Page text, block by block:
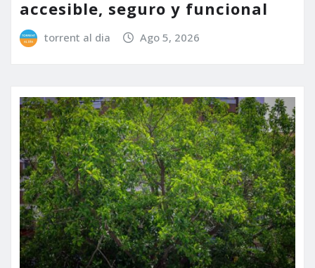
accesible, seguro y funcional
torrent al dia Ago 5, 2026